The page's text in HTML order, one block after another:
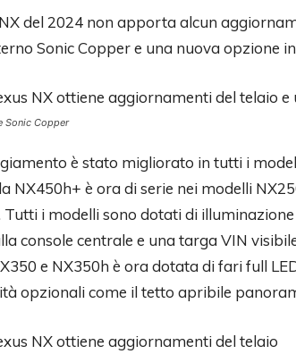
del 2024 non apporta alcun
Sonic Copper e una nuova opzione
Sonic Copper
è stato migliorato in tutti i
NX450h+ è ora di serie nei modelli
Tutti i modelli sono dotati di
console centrale e una targa VIN
e NX350h è ora dotata di fari full
opzionali come il tetto apribile